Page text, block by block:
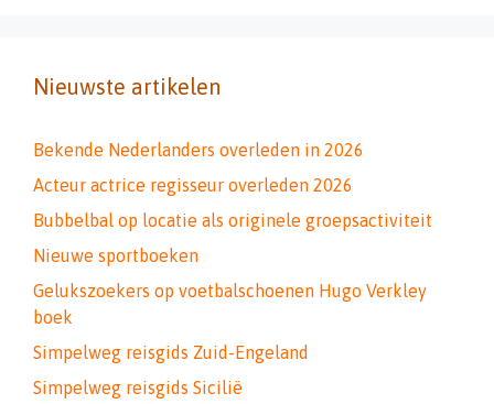
Nieuwste artikelen
Bekende Nederlanders overleden in 2026
Acteur actrice regisseur overleden 2026
Bubbelbal op locatie als originele groepsactiviteit
Nieuwe sportboeken
Gelukszoekers op voetbalschoenen Hugo Verkley
boek
Simpelweg reisgids Zuid-Engeland
Simpelweg reisgids Sicilië